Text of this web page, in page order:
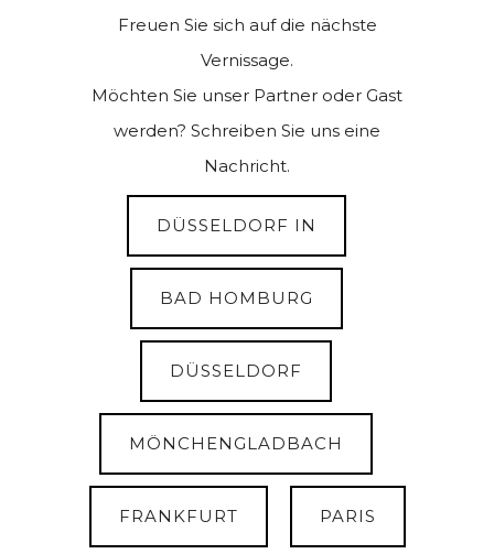
Freuen Sie sich auf die nächste
Vernissage.
Möchten Sie unser Partner oder Gast
werden? Schreiben Sie uns eine
Nachricht.
DÜSSELDORF IN
BAD HOMBURG
DÜSSELDORF
MÖNCHENGLADBACH
FRANKFURT PARIS